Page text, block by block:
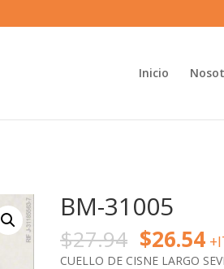
Inicio
BM-31005
$27.94 $26.54
CUELLO DE CISNE LARGO